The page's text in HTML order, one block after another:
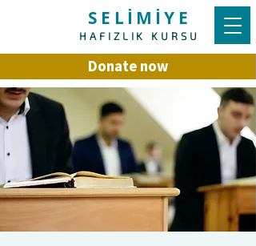
SELİMİYE
HAFIZLIK KURSU
Donate now